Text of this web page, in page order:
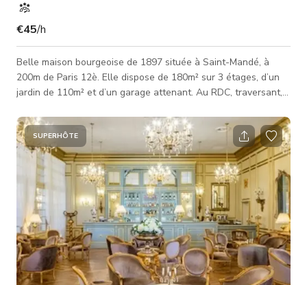
€45/h
Belle maison bourgeoise de 1897 située à Saint-Mandé, à
200m de Paris 12è. Elle dispose de 180m² sur 3 étages, d’un
jardin de 110m² et d’un garage attenant. Au RDC, traversant,
manger menant au jardin. Au 1er étage: 1 grande chambre
(exposition S.0), 1 salle de bain. Au 2ème étage: 2 grandes
chambres communicantes, 1 kitchenette et 1 salle d’eau.
Accès: Production: maison entière Evènements: RDC + salle de
bain
SUPERHÔTE